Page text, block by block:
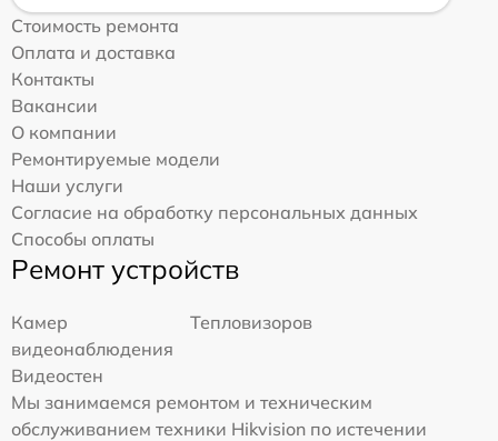
Стоимость ремонта
Оплата и доставка
Контакты
Вакансии
О компании
Ремонтируемые модели
Наши услуги
Согласие на обработку персональных данных
Способы оплаты
Ремонт устройств
Камер
видеонаблюдения
Тепловизоров
Видеостен
Мы занимаемся ремонтом и техническим
обслуживанием техники Hikvision по истечении